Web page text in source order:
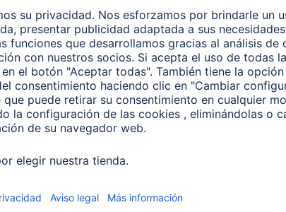
por: Tipo de Producto Marca
Linea de Producto Conexión (1)
3.5-mm-Jack Hembra Delete all filters